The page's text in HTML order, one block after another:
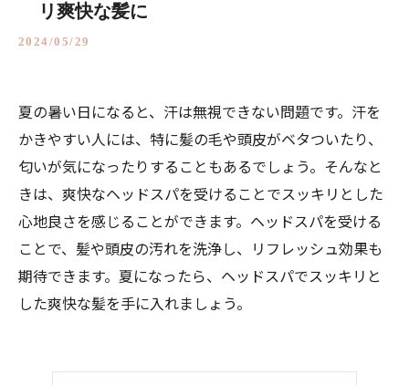
リ爽快な髪に
2024/05/29
夏の暑い日になると、汗は無視できない問題です。汗を
かきやすい人には、特に髪の毛や頭皮がベタついたり、
匂いが気になったりすることもあるでしょう。そんなと
きは、爽快なヘッドスパを受けることでスッキリとした
心地良さを感じることができます。ヘッドスパを受ける
ことで、髪や頭皮の汚れを洗浄し、リフレッシュ効果も
期待できます。夏になったら、ヘッドスパでスッキリと
した爽快な髪を手に入れましょう。